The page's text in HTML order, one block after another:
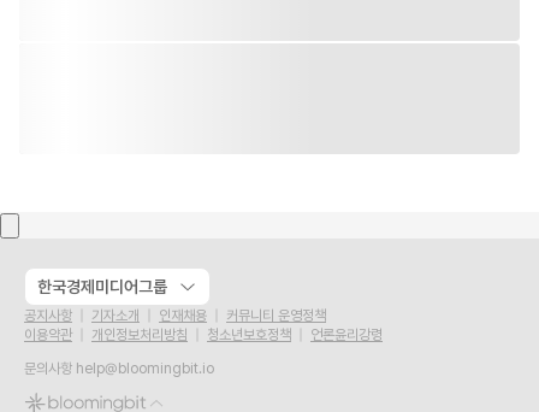
한국경제미디어그룹
공지사항 기자소개 인재채용
커뮤니티 운영정책
이용약관
개인정보처리방침 청소년보호정책
언론윤리강령
문의사항 help@bloomingbit.io